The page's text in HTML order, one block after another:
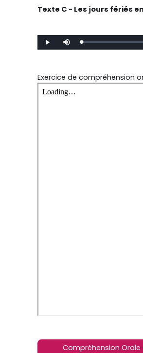
Texte C - Les jours fériés
Play Mute Loaded:
Exercice de compréhension
Compréhension